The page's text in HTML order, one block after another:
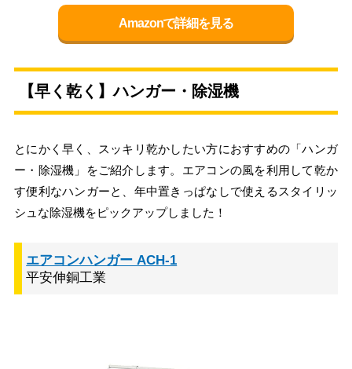
Amazonで詳細を見る
【早く乾く】ハンガー・除湿機
とにかく早く、スッキリ乾かしたい方におすすめの「ハンガ
ー・除湿機」をご紹介します。エアコンの風を利用して乾か
す便利なハンガーと、年中置きっぱなしで使えるスタイリッ
シュな除湿機をピックアップしました！
エアコンハンガー ACH-1
平安伸銅工業